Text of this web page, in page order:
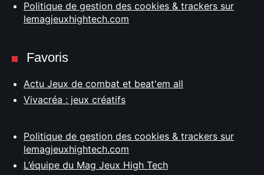
Politique de gestion des cookies & trackers sur
lemagjeuxhightech.com
Favoris
Actu Jeux de combat et beat'em all
Vivacréa : jeux créatifs
Politique de gestion des cookies & trackers sur
lemagjeuxhightech.com
L’équipe du Mag Jeux High Tech